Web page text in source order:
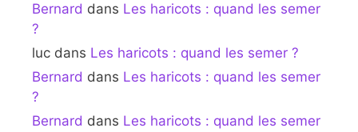
Bernard dans Les haricots : quand les semer
?
luc dans Les haricots : quand les semer ?
Bernard dans Les haricots : quand les semer
?
Bernard dans Les haricots : quand les semer